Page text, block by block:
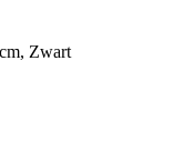
Zwart